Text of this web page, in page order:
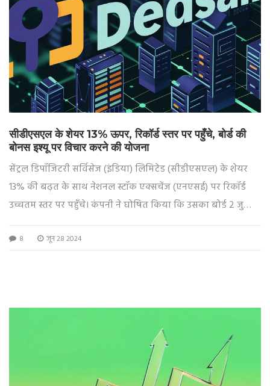
सीडीएसएल के शेयर 13% ऊपर, रिकॉर्ड स्तर पर पहुँचे, बोर्ड की
बोनस इश्यू पर विचार करने की योजना
सेंट्रल डिपॉजिटरी सर्विसेज (इंडिया) लिमिटेड (सीडीएसएल) के शेयर
13% की बढ़त के साथ नेशनल स्टॉक एक्सचेंज (एनएसई) पर रिकॉर्ड
उच्चतम स्तर पर पहुँचे। कंपनी ने घोषित किया कि उसका बोर्ड 2 जुलाई,
पार कर गए हैं, जिसमें सीडीएसएल का व्यापार 12% बढ़कर 2,248.60
8 जून 28 2024